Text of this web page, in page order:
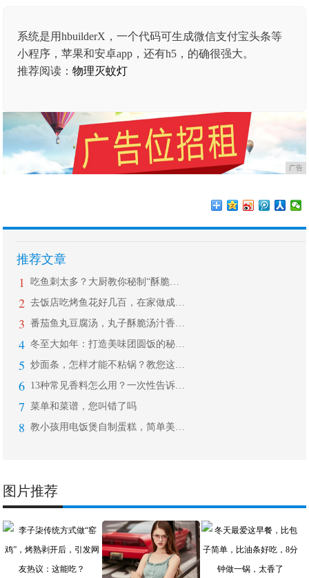
系统是用hbuilderX，一个代码可生成微信支付宝头条等
小程序，苹果和安卓app，还有h5，的确很强大。
推荐阅读：物理灭蚊灯
广告
推荐文章
1 吃鱼刺太多？大厨教你秘制“酥脆鱼”，
2 去饭店吃烤鱼花好几百，在家做成本不到
3 番茄鱼丸豆腐汤，丸子酥脆汤汁香浓，开
4 冬至大如年：打造美味团圆饭的秘诀 就
5 炒面条，怎样才能不粘锅？教您这样做，
6 13种常见香料怎么用？一次性告诉你！
7 菜单和菜谱，您叫错了吗
8 教小孩用电饭煲自制蛋糕，简单美味，学
图片推荐